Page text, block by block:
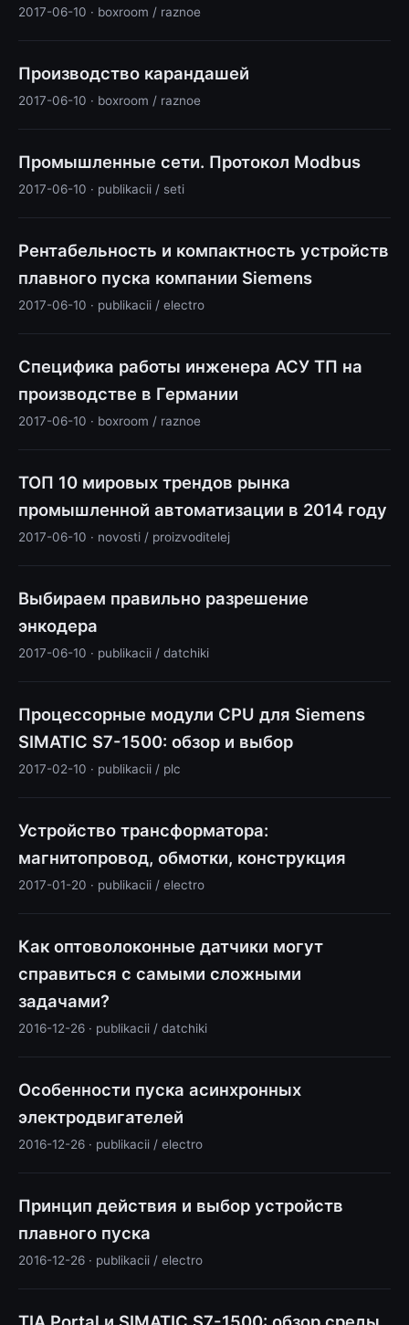
2017-06-10 · boxroom / raznoe
Производство карандашей
2017-06-10 · boxroom / raznoe
Промышленные сети. Протокол Modbus
2017-06-10 · publikacii / seti
Рентабельность и компактность устройств
плавного пуска компании Siemens
2017-06-10 · publikacii / electro
Специфика работы инженера АСУ ТП на
производстве в Германии
2017-06-10 · boxroom / raznoe
ТОП 10 мировых трендов рынка
промышленной автоматизации в 2014 году
2017-06-10 · novosti / proizvoditelej
Выбираем правильно разрешение
энкодера
2017-06-10 · publikacii / datchiki
Процессорные модули CPU для Siemens
SIMATIC S7-1500: обзор и выбор
2017-02-10 · publikacii / plc
Устройство трансформатора:
магнитопровод, обмотки, конструкция
2017-01-20 · publikacii / electro
Как оптоволоконные датчики могут
справиться с самыми сложными
задачами?
2016-12-26 · publikacii / datchiki
Особенности пуска асинхронных
электродвигателей
2016-12-26 · publikacii / electro
Принцип действия и выбор устройств
плавного пуска
2016-12-26 · publikacii / electro